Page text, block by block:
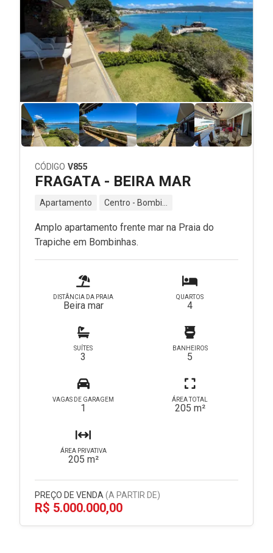
CÓDIGO V855
FRAGATA - BEIRA MAR
Apartamento
Amplo apartamento frente mar na Praia do
Trapiche em Bombinhas.
DISTÂNCIA DA PRAIA
Beira mar
QUARTOS
4
SUÍTES
3
BANHEIROS
5
VAGAS DE GARAGEM
1
ÁREA TOTAL
205 m²
ÁREA PRIVATIVA
205 m²
PREÇO DE VENDA (A PARTIR DE)
R$ 5.000.000,00